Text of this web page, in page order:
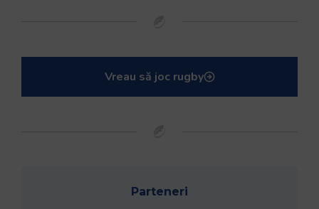
Vreau să joc rugby
Parteneri